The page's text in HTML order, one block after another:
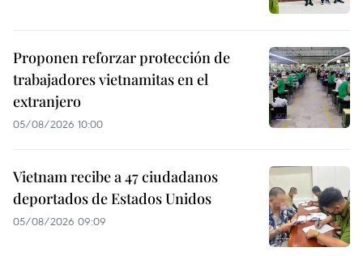
Proponen reforzar protección de
trabajadores vietnamitas en el
extranjero
05/08/2026 10:00
Vietnam recibe a 47 ciudadanos
deportados de Estados Unidos
05/08/2026 09:09